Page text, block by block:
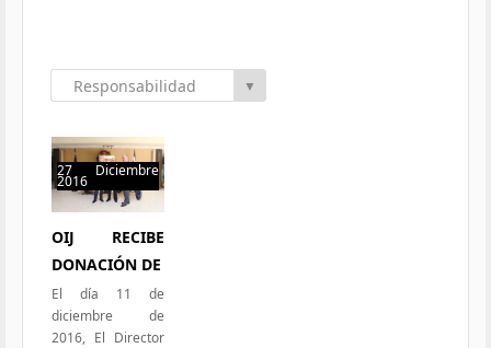
Responsabilidad
▼
27 Diciembre
2016
50 hits
OIJ RECIBE
DONACIÓN DE
El día 11 de
diciembre de
2016, El Director